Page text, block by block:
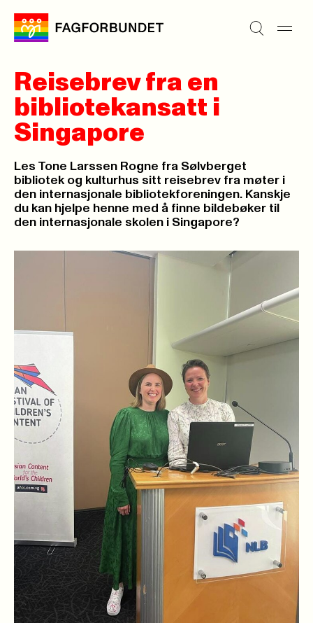
Reisebrev fra en
bibliotekansatt i
Singapore
Les Tone Larssen Rogne fra Sølvberget
bibliotek og kulturhus sitt reisebrev fra møter i
den internasjonale bibliotekforeningen. Kanskje
du kan hjelpe henne med å finne bildebøker til
den internasjonale skolen i Singapore?